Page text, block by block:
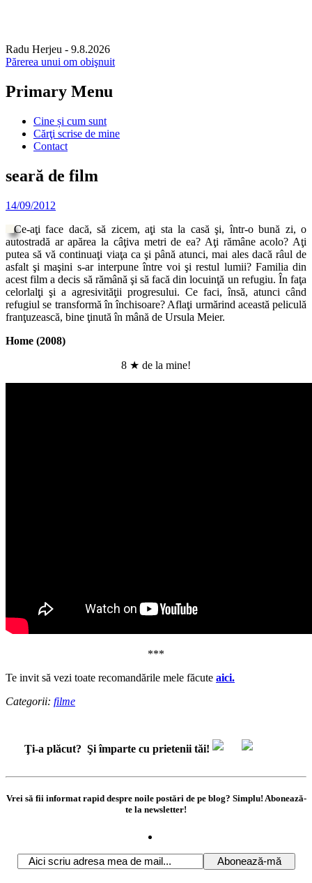
Radu Herjeu - 9.8.2026
Părerea unui om obişnuit
Primary Menu
Skip
content
Cine și cum sunt
Cărţi scrise de mine
Contact
seară de film
14/09/2012
Ce-aţi face dacă, să zicem, aţi sta la casă şi, într-o bună zi, o
autostradă ar apărea la câţiva metri de ea? Aţi rămâne acolo? Aţi
putea să vă continuaţi viaţa ca şi până atunci, mai ales dacă râul de
asfalt şi maşini s-ar interpune între voi şi restul lumii? Familia din
acest film a decis să rămână şi să facă din locuinţă un refugiu. În faţa
celorlalţi şi a agresivităţii progresului. Ce faci, însă, atunci când
refugiul se transformă în închisoare? Aflaţi urmărind această peliculă
franţuzească, bine ţinută în mână de Ursula Meier.
Home (2008)
8 ★ de la mine!
***
Te invit să vezi toate recomandările mele făcute aici.
Categorii: filme
Ţi-a plăcut? Şi împarte cu prietenii tăi!
Vrei să fii informat rapid despre noile postări de pe blog? Simplu! Abonează-
te la newsletter!